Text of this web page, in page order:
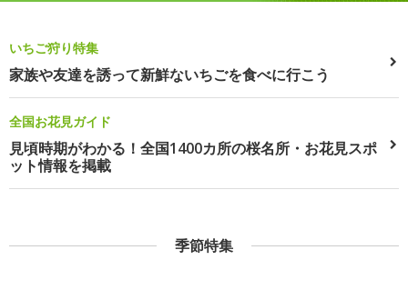
いちご狩り特集
家族や友達を誘って新鮮ないちごを食べに行こう
全国お花見ガイド
見頃時期がわかる！全国1400カ所の桜名所・お花見スポ
ット情報を掲載
季節特集